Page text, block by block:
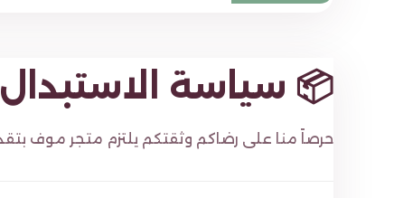
📦 سياسة الاستبدال
حرصاً منا على رضاكم وثقتكم يلتزم متجر موف